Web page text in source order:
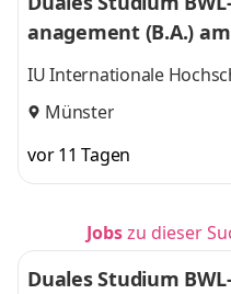
anagement (B.A.)
IU Internationale
Münster
vor 11 Tagen
Jobszu dieser
Duales Studium